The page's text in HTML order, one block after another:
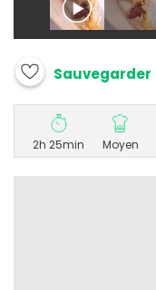
Sauvegarder
2h 25min Moyen